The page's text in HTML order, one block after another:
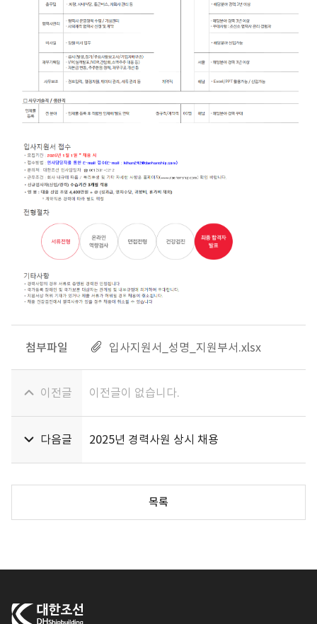
첨부파일 입사지원서_성명_지원부서.xlsx
이전글 이전글이 없습니다.
다음글 2025년 경력사원 상시 채용
목록